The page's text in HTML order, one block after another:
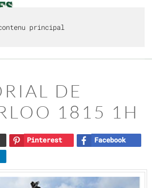
principal
DE
1815 1H
Pinterest
Facebook